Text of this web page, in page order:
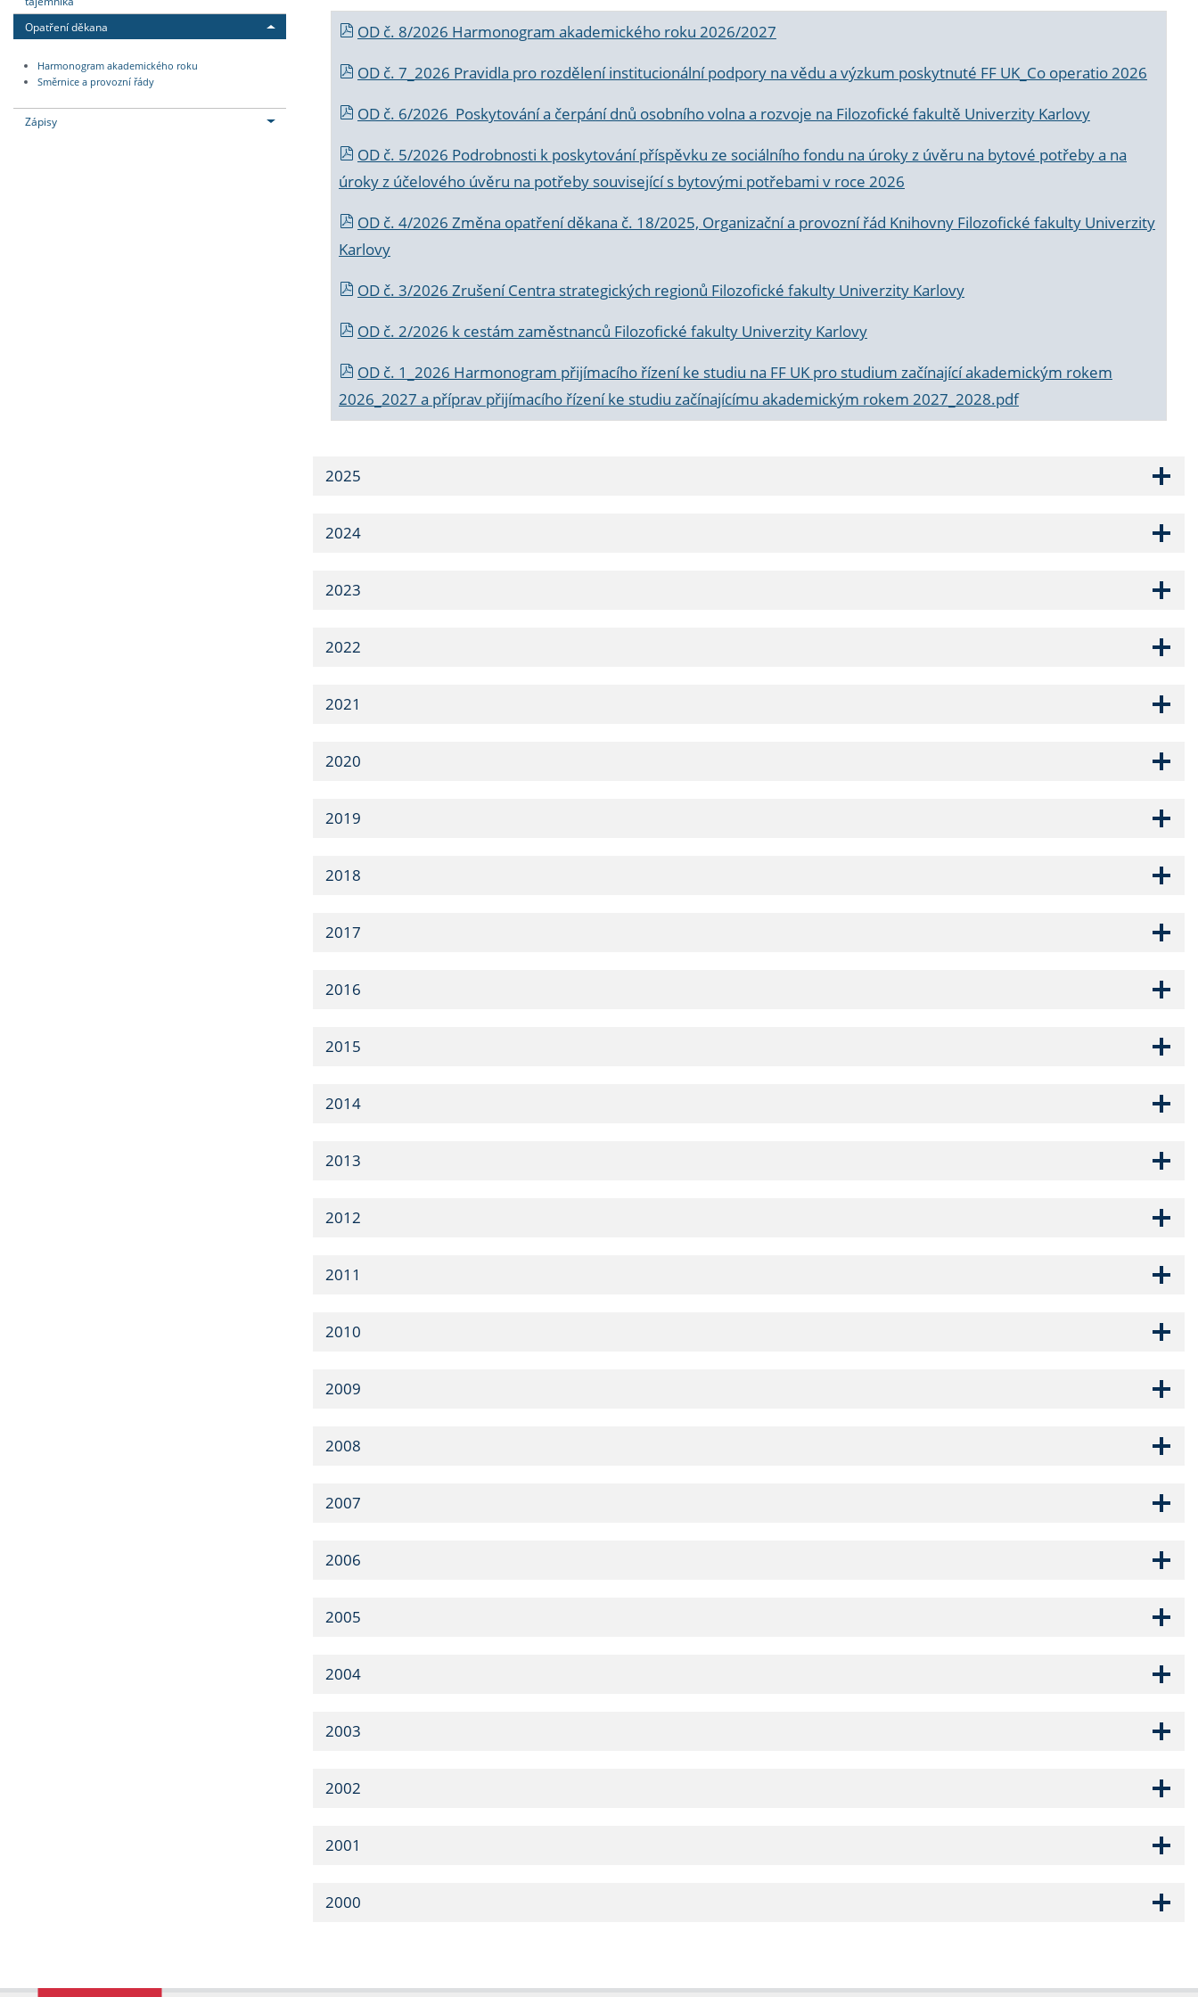
Opatření děkana
Harmonogram akademického roku
Směrnice a provozní řády
Zápisy
OD č. 8/2026 Harmonogram akademického roku 2026/2027
OD č. 7_2026 Pravidla pro rozdělení institucionální podpory na vědu a výzkum poskytnuté FF UK_Co operatio 2026
OD č. 6/2026 Poskytování a čerpání dnů osobního volna a rozvoje na Filozofické fakultě Univerzity Karlovy
OD č. 5/2026 Podrobnosti k poskytování příspěvku ze sociálního fondu na úroky z úvěru na bytové potřeby a na
úroky z účelového úvěru na potřeby související s bytovými potřebami v roce 2026
OD č. 4/2026 Změna opatření děkana č. 18/2025, Organizační a provozní řád Knihovny Filozofické fakulty Univerzity
Karlovy
OD č. 3/2026 Zrušení Centra strategických regionů Filozofické fakulty Univerzity Karlovy
OD č. 2/2026 k cestám zaměstnanců Filozofické fakulty Univerzity Karlovy
OD č. 1_2026 Harmonogram přijímacího řízení ke studiu na FF UK pro studium začínající akademickým rokem
2026_2027 a příprav přijímacího řízení ke studiu začínajícímu akademickým rokem 2027_2028.pdf
2025
2024
2023
2022
2021
2020
2019
2018
2017
2016
2015
2014
2013
2012
2011
2010
2009
2008
2007
2006
2005
2004
2003
2002
2001
2000